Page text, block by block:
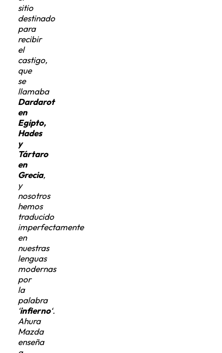
destinado
para
recibir
el
castigo,
que
se
llamaba
Dardarot
en
Egipto,
Hades
y
Tártaro
en
Grecia
y
nosotros
hemos
traducido
imperfectamente
en
nuestras
lenguas
modernas
por
la
palabra
‘infierno
Ahura
Mazda
enseña
a